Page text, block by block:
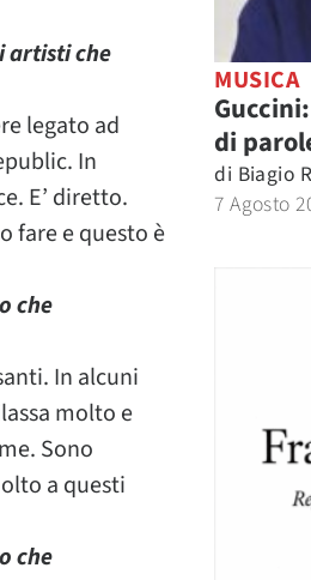
artisti che
legato ad
In
E’ diretto.
fare e questo è
che
In alcuni
molto e
Sono
a questi
che
MUSICA
di
di Biagio
7 Agosto